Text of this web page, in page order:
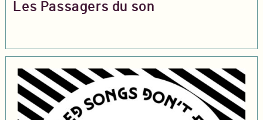
Les Passagers du son